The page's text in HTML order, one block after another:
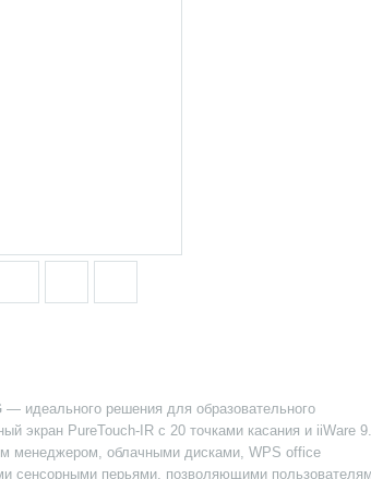
— идеального решения для образовательного
экран PureTouch-IR с 20 точками касания и iiWare
менеджером, облачными дисками, WPS office
сенсорными перьями, позволяющими пользователям